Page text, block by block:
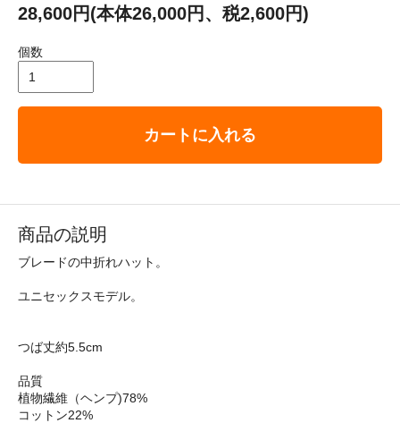
28,600円(本体26,000円、税2,600円)
個数
カートに入れる
商品の説明
ブレードの中折れハット。
ユニセックスモデル。
つば丈約5.5cm
品質
植物繊維（ヘンプ)78%
コットン22%